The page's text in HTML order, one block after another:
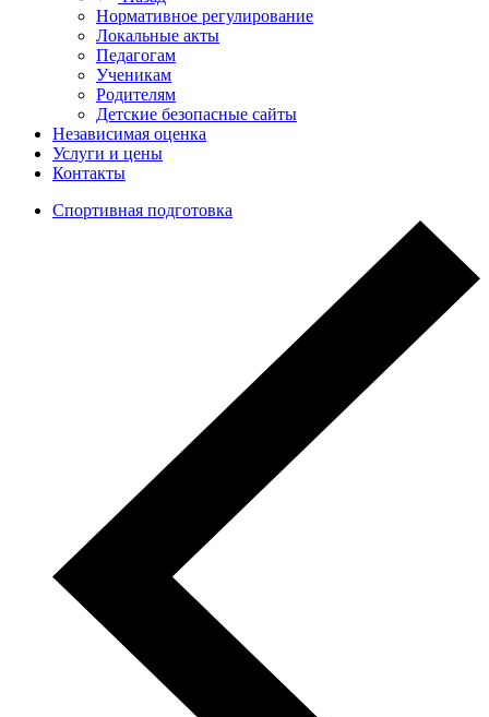
Нормативное регулирование
Локальные акты
Педагогам
Ученикам
Родителям
Детские безопасные сайты
Независимая оценка
Услуги и цены
Контакты
Спортивная подготовка